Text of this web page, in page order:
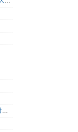
IBM与红帽扩展Lightwell服务方案，构建适配AI时代开源生态的可信基础设施